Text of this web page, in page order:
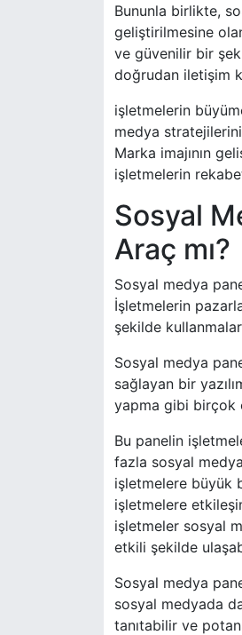
Bununla birlikte,
geliştirilmesine
ve güvenilir bir
doğrudan iletişim
işletmelerin
medya
Marka imajının
işletmelerin
Sosyal
Araç mı?
Sosyal medya
İşletmelerin
şekilde
Sosyal medya
sağlayan bir
yapma gibi birçok
Bu panelin
fazla sosyal
işletmelere büyük
işletmelere
işletmeler sosyal
etkili şekilde
Sosyal medya
sosyal medyada
tanıtabilir ve